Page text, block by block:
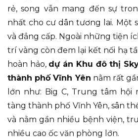
rẻ, song vẫn mang đến sự
nhất cho cư dân tương lai. Một
và đẳng cấp. Ngoài những tiện
trí vàng còn đem lại kết nối hạ
hoàn hảo, dự án Khu đô thị
thành phố Vĩnh Yên nằm rất
lớn như: Big C, Trung tâm hội
tàng thành phố Vĩnh Yên, sân
và nằm gần nhiều bệnh viện,
nhiều cao ốc văn phòng lớn.